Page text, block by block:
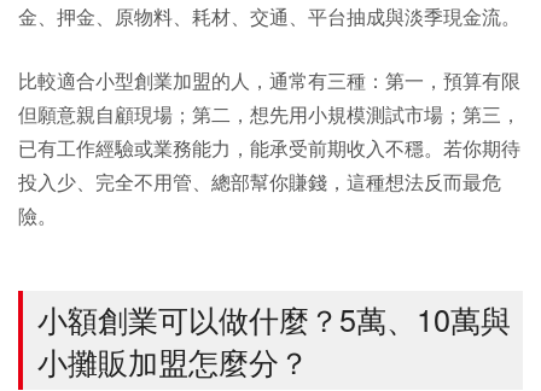
金、押金、原物料、耗材、交通、平台抽成與淡季現金流。
比較適合小型創業加盟的人，通常有三種：第一，預算有限
但願意親自顧現場；第二，想先用小規模測試市場；第三，
已有工作經驗或業務能力，能承受前期收入不穩。若你期待
投入少、完全不用管、總部幫你賺錢，這種想法反而最危
險。
小額創業可以做什麼？5萬、10萬與
小攤販加盟怎麼分？